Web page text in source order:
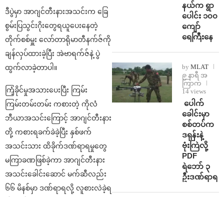
ဒီပွဲမှာ အာဂျင်တီးနားအသင်းက ခြေ
စွမ်းပြသွင်းဂိုးတွေရယူပေးနေတဲ့
တိုက်စစ်မှူး လော်တာရိုမာတီနက်ဇ်ကို
ချန်လှပ်ထားခဲ့ပြီး အဲဗာရက်ဇ်နဲ့ ပွဲ
ထွက်လာခဲ့တာပါ။
ကြံ့ခိုင်မှုအသားပေးပြီး ကြမ်း
ကြမ်းတမ်းတမ်း ကစားတဲ့ ကိုလံ
ဘီယာအသင်းကြောင့် အာဂျင်တီးနား
တို့ ကစားရခက်ခဲခဲ့ပြီး နှစ်ဖက်
အသင်းသား ထိခိုက်ဒဏ်ရာရမှုတွေ
မကြာခဏဖြစ်ခဲ့ကာ အာဂျင်တီးနား
အသင်းခေါင်းဆောင် မက်ဆီလည်း
၆၆ မိနစ်မှာ ဒဏ်ရာရလို့ လူစားလဲခဲ့ရ
နယ်က ရွာ
ပေါင်း ၁၀၀
ကျော်
ရေကြီးနေ
by MLAT
၉ နာရီ အ
ကြာက
14 views
⁩ ⁨ပေါက်
ခေါင်းမှာ
စစ်တပ်က
ဒရုန်းနဲ့
ဗုံးကြဲလို့
PDF
ရဲဘော် ၃
ဦးဒဏ်ရာရ